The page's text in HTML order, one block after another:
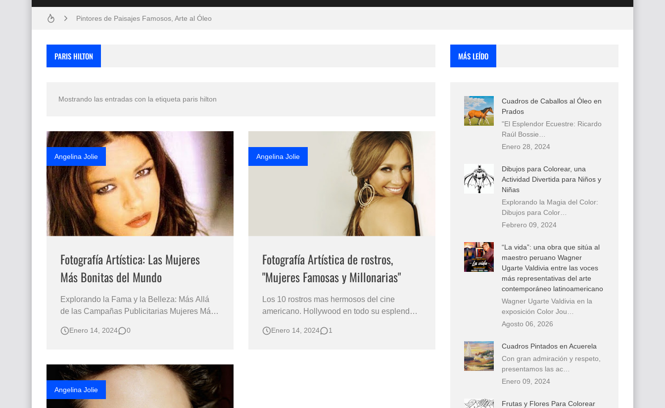
Pintores de Paisajes Famosos, Arte al Óleo
Rostros Bellos, La Perfección del Dibujo A Lápiz, Biryulina Vita
Fotos Artísticas de las Actrices de Hollywood Más Bellas del Mundo
Que significan los cuadros de negras africanas?
El mundo del arte en pintura surrealista
PARIS HILTON
Mostrando las entradas con la etiqueta paris hilton
Angelina Jolie
Fotografía Artística: Las Mujeres
Más Bonitas del Mundo
Explorando la Fama y la Belleza: Más Allá
de las Campañas Publicitarias Mujeres Más
Rostros Espectaculares y Divinos del Cine
de las Mujeres más Lindas del mundo
Rostros Bellos de…
Enero 14, 2024 0
Angelina Jolie
Fotografía Artística de rostros,
"Mujeres Famosas y Millonarias"
Los 10 rostros mas hermosos del cine
americano. Hollywood en todo su esplendor,
Jolie Mujeres más hermosas de la industria
Enero 14, 2024 1
Angelina Jolie
MÁS LEÍDO
Cuadros de Caballos al Óleo en
Prados
"El Esplendor Ecuestre: Ricardo
Raúl Bossie…
Enero 28, 2024
Dibujos para Colorear, una
Actividad Divertida para Niños y
Niñas
Explorando la Magia del Color:
Dibujos para Color…
Febrero 09, 2024
“La vida”: una obra que sitúa al
maestro peruano Wagner
Ugarte Valdivia entre las voces
más representativas del arte
contemporáneo latinoamericano
Wagner Ugarte Valdivia en la
exposición Color Jou…
Agosto 06, 2026
Cuadros Pintados en Acuerela
Con gran admiración y respeto,
presentamos las ac…
Enero 09, 2024
Frutas y Flores Para Colorear